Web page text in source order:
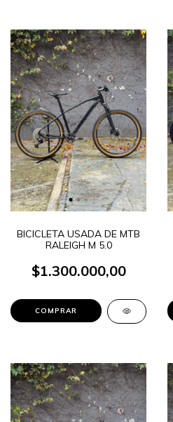
BICICLETA USADA DE MTB
RALEIGH M 5.0
$1.300.000,00